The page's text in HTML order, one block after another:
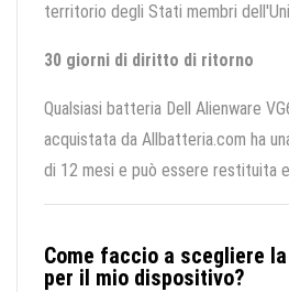
territorio degli Stati membri
30 giorni di diritto di ritorno
Qualsiasi batteria Dell Alienware
acquistata da Allbatteria.com ha
di 12 mesi e può essere restituita
Come faccio a scegliere
per il mio dispositivo?